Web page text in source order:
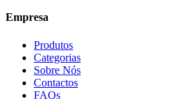
Empresa
Produtos
Categorias
Sobre Nós
Contactos
FAQs